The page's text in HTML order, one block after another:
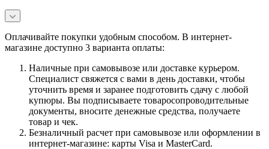
Оплачивайте покупки удобным способом. В интернет-
магазине доступно 3 варианта оплаты:
Наличные при самовывозе или доставке курьером.
Специалист свяжется с вами в день доставки, чтобы
уточнить время и заранее подготовить сдачу с любой
купюры. Вы подписываете товаросопроводительные
документы, вносите денежные средства, получаете
товар и чек.
Безналичный расчет при самовывозе или оформлении в
интернет-магазине: карты Visa и MasterCard.